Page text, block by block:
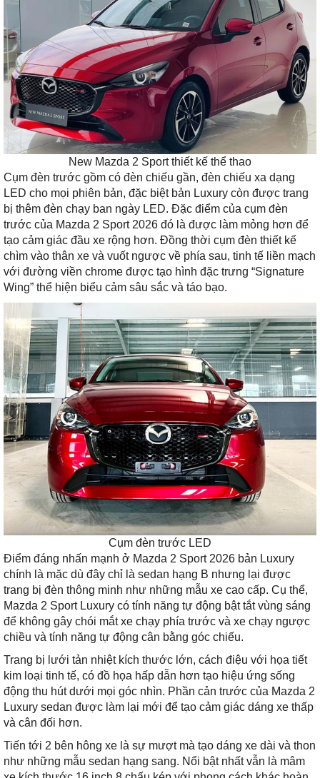
New Mazda 2 Sport thiết kế thể thao
Cụm đèn trước gồm có đèn chiếu gần, đèn chiếu xa dạng
LED cho mọi phiên bản, đặc biệt bản Luxury còn được trang
bị thêm đèn chạy ban ngày LED. Đặc điểm của cụm đèn
trước của Mazda 2 Sport 2026 đó là được làm mỏng hơn để
tạo cảm giác đầu xe rộng hơn. Đồng thời cụm đèn thiết kế
chìm vào thân xe và vuốt ngược về phía sau, tinh tế liền mạch
với đường viền chrome được tạo hình đặc trưng “Signature
Wing” thể hiện biểu cảm sâu sắc và táo bạo.
Cụm đèn trước LED
Điểm đáng nhấn mạnh ở Mazda 2 Sport 2026 bản Luxury
chính là mặc dù đây chỉ là sedan hạng B nhưng lại được
trang bị đèn thông minh như những mẫu xe cao cấp. Cụ thể,
Mazda 2 Sport Luxury có tính năng tự động bật tắt vùng sáng
để không gây chói mắt xe chạy phía trước và xe chạy ngược
chiều và tính năng tự động cân bằng góc chiếu.
Trang bị lưới tản nhiệt kích thước lớn, cách điệu với họa tiết
kim loại tinh tế, có đồ họa hấp dẫn hơn tạo hiệu ứng sống
động thu hút dưới mọi góc nhìn. Phần cản trước của Mazda 2
Luxury sedan được làm lại mới để tạo cảm giác dáng xe thấp
và cân đối hơn.
Tiến tới 2 bên hông xe là sự mượt mà tạo dáng xe dài và thon
như những mẫu sedan hạng sang. Nổi bật nhất vẫn là mâm